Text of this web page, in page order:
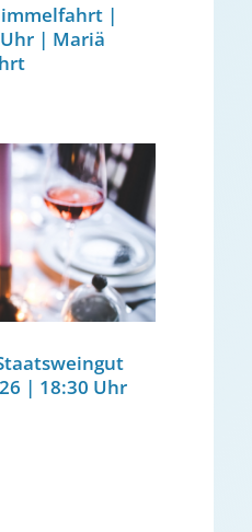
|
| Mariä
| 18:30 Uhr